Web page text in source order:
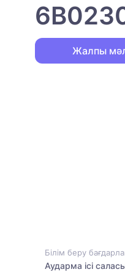
Жалпы
Білім беру
Аударма ісі